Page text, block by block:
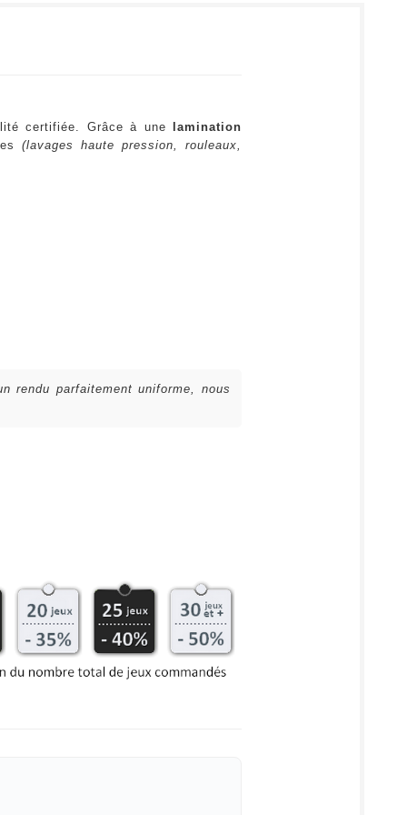
certifiée. Grâce à une
lamination
(lavages haute pression, rouleaux,
parfaitement uniforme, nous